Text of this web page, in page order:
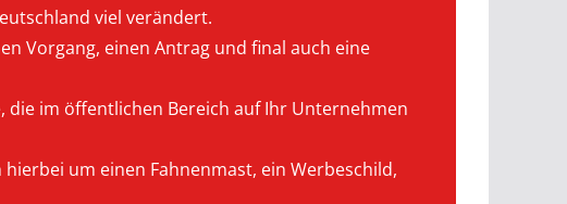
viel verändert.
Vorgang, einen Antrag und final auch eine
die im öffentlichen Bereich auf Ihr Unternehmen
hierbei um einen Fahnenmast, ein Werbeschild,